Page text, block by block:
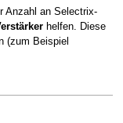
Anzahl an Selectrix-
helfen. Diese
(zum Beispiel